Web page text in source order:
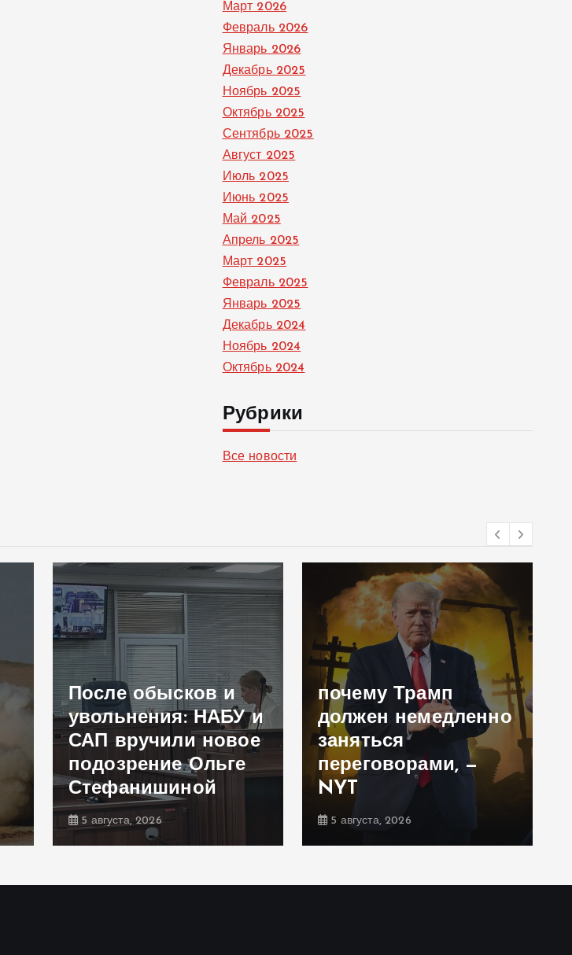
Март 2026
Февраль 2026
Январь 2026
Декабрь 2025
Ноябрь 2025
Октябрь 2025
Сентябрь 2025
Август 2025
Июль 2025
Июнь 2025
Май 2025
Апрель 2025
Март 2025
Февраль 2025
Январь 2025
Декабрь 2024
Ноябрь 2024
Октябрь 2024
Рубрики
Все новости
После обысков и
увольнения: НАБУ и
САП вручили новое
подозрение Ольге
Стефанишиной
5 августа, 2026
почему Трамп
должен немедленно
заняться
переговорами, —
NYT
5 августа, 2026